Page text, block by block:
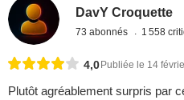
DavY Croquette
73 abonnés 1 558
4,0 Publiée le 14
Plutôt agréablement surpris par